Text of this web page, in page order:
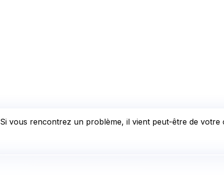
Si vous rencontrez un problème, il vient peut-être de